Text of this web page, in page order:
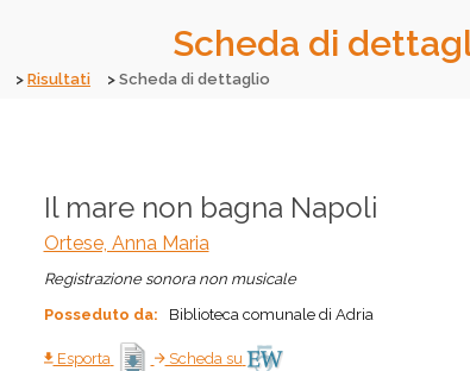
Scheda di
Risultati Scheda di dettaglio
Il mare non bagna Napoli
Ortese, Anna Maria
Registrazione sonora non musicale
Posseduto da:
Biblioteca comunale di Adria
Esporta Scheda su